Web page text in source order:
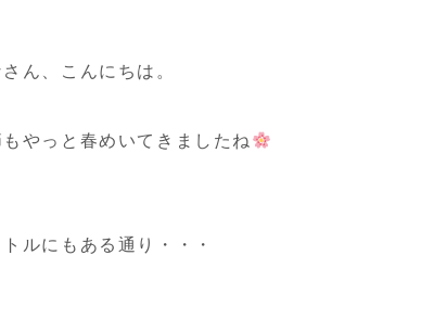
ん、こんにちは。
やっと春めいてきましたね
トルにもある通り・・・